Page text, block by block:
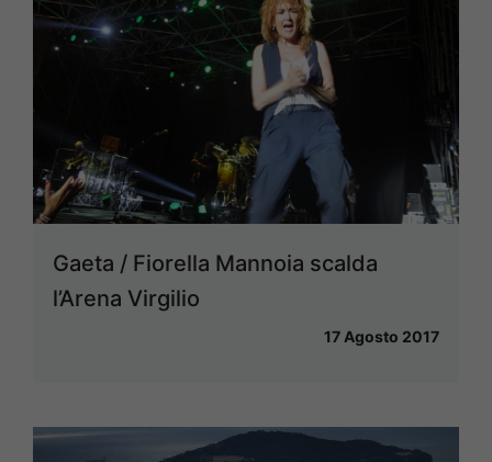
Gaeta / Fiorella Mannoia scalda
l’Arena Virgilio
17 Agosto 2017